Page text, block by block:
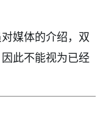
媒体的介绍，双
此不能视为已经